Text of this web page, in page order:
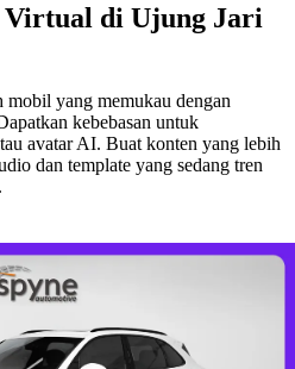
Virtual di Ujung Jari
yang memukau dengan
kebebasan untuk
avatar AI. Buat konten yang lebih
dan template yang sedang tren